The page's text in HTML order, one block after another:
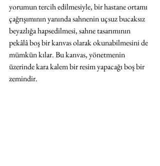
yorumun tercih edilmesiyle, bir hastane ortamı
çağrışımının yanında sahnenin uçsuz bucaksız
beyazlığa hapsedilmesi, sahne tasarımının
pekâlâ boş bir kanvas olarak okunabilmesini de
mümkün kılar. Bu kanvas, yönetmenin
üzerinde kara kalem bir resim yapacağı boş bir
zemindir.